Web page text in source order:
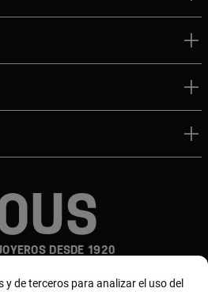
DESDE 1920
de terceros para analizar el uso del